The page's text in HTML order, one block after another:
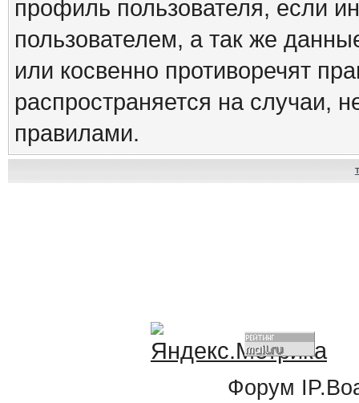
профиль пользователя, если
пользователем, а так же
или косвенно противоречят
распространяется на случаи,
правилами.
Форум